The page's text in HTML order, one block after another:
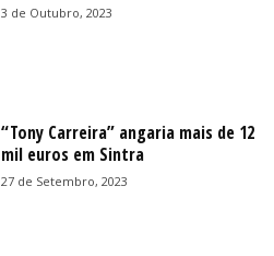
3 de Outubro, 2023
“Tony Carreira” angaria mais de 12
mil euros em Sintra
27 de Setembro, 2023